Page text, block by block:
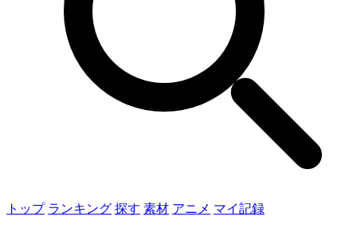
トップ ランキング 探す 素材 アニメ マイ記録